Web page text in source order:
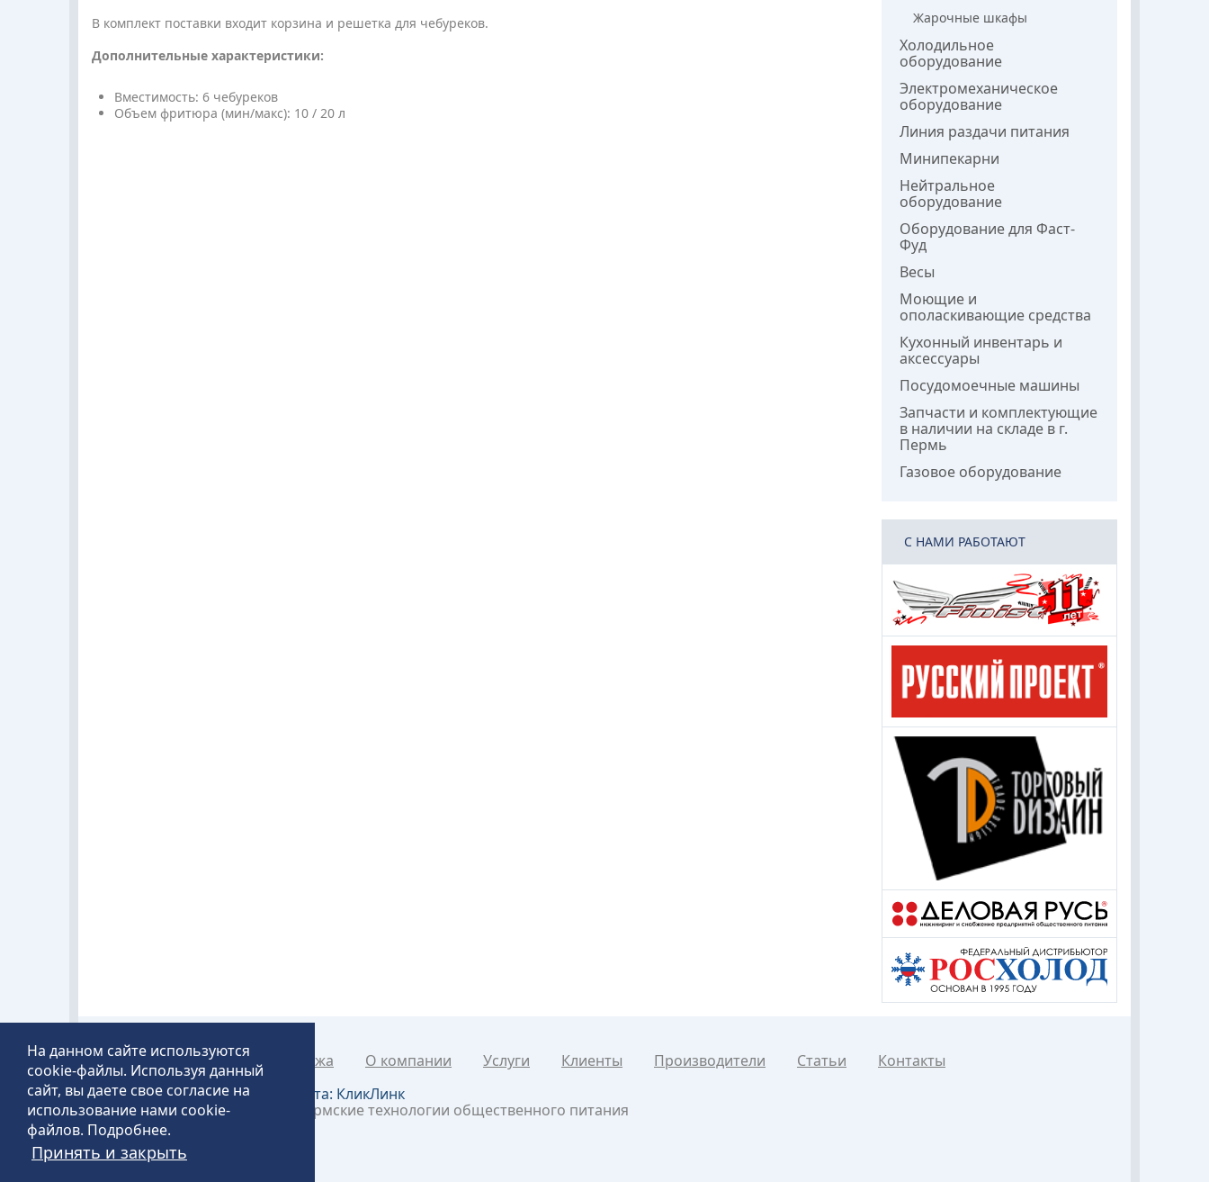
В комплект поставки входит корзина и решетка для чебуреков.
Дополнительные характеристики:
Вместимость: 6 чебуреков
Объем фритюра (мин/макс): 10 / 20 л
Жарочные шкафы
Холодильное
оборудование
Электромеханическое
оборудование
Линия раздачи питания
Минипекарни
Нейтральное
оборудование
Оборудование для Фаст-
Фуд
Весы
Моющие и
ополаскивающие средства
Кухонный инвентарь и
аксессуары
Посудомоечные машины
Запчасти и комплектующие
в наличии на складе в г.
Пермь
Газовое оборудование
C НАМИ РАБОТАЮТ
Каталог товаров Рапродажа О компании Услуги Клиенты Производители Статьи
Контакты
Создание и продвижение сайта: КликЛинк
©2018 – 2026 «Технопит» – Пермские технологии общественного питания
На данном сайте используются
cookie-файлы. Используя данный
сайт, вы даете свое согласие на
использование нами cookie-
файлов. Подробнее.
Принять и закрыть